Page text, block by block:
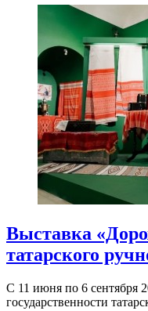
Выставка
татарского
С 11 июня по 6 сентября
государственности